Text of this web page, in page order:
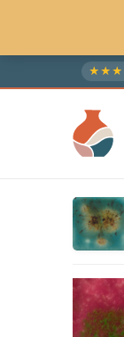
al
★ ★ ★